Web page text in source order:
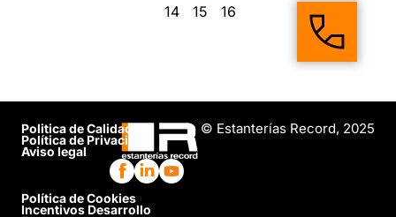
14
15 16
Politica de Calidad
Política de Privacidad
Aviso legal
Política de Cookies
Incentivos Desarrollo
© Estanterías Record, 2025